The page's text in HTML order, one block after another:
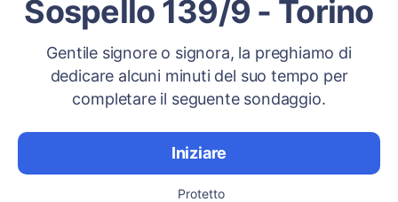
Sospello 139/9 - Torino
Gentile signore o signora, la preghiamo di
dedicare alcuni minuti del suo tempo per
completare il seguente sondaggio.
Iniziare
Protetto